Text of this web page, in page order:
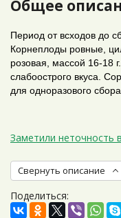
Общее
Период от всходов до
Корнеплоды ровные,
розовая, массой 16-18
слабоострого вкуса.
для одноразового сбора.
Заметили неточность
Свернуть описание
Поделиться: